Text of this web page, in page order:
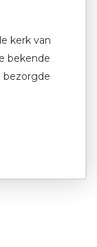
kerk van
bekende
bezorgde